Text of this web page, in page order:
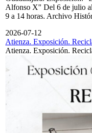
Alfonso X" Del 6 de julio
9 a 14 horas. Archivo
2026-07-12
Atienza. Exposición.
Atienza. Exposición.